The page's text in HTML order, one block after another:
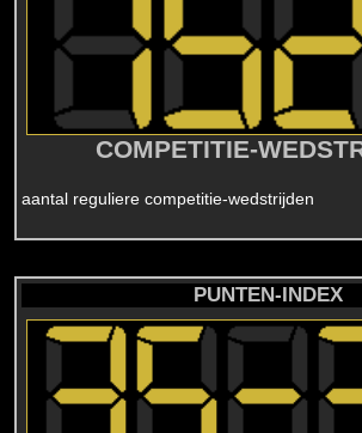
COMPETITIE-
aantal reguliere competitie-wedstrijden
PUNTEN-INDEX